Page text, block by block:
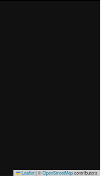
Leaflet|©OpenStreetMapcontributors